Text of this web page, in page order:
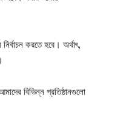
করতে হবে। অর্থাৎ,
বিভিন্ন প্রতিষ্ঠানগুলো